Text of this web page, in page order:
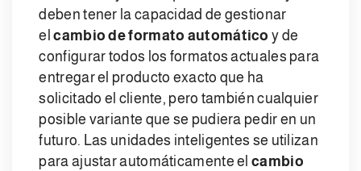
deben tener la capacidad de gestionar
elcambio de formato automático y de
configurar todos los formatos actuales para
entregar el producto exacto que ha
solicitado el cliente, pero también cualquier
posible variante que se pudiera pedir en un
futuro. Las unidades inteligentes se utilizan
para ajustar automáticamente elcambio